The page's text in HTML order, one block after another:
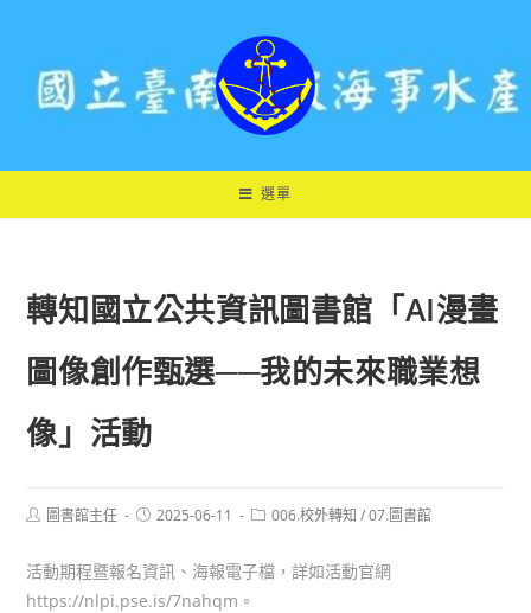
選單
轉知國立公共資訊圖書館「AI漫畫
圖像創作甄選──我的未來職業想
像」活動
Post圖書館主任
Post2025-06-11
Post006.校外轉知 / 07.圖書館
活動期程暨報名資訊、海報電子檔，詳如活動官網
https://nlpi.pse.is/7nahqm。